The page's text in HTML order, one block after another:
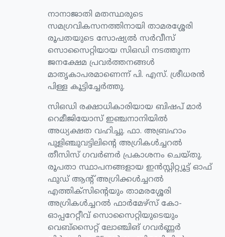
നാനാജാതി മതസ്ഥരുടെ
സമഗ്രവികസനത്തിനായി താമരശ്ശേരി
രൂപതയുടെ സോഷ്യല്‍ സര്‍വീസ്
സൊസൈറ്റിയായ സിഒഡി നടത്തുന്ന
ജനക്ഷേമ പ്രവര്‍ത്തനങ്ങള്‍
മാതൃകാപരമാണെന്ന് പി. എസ്. ശ്രീധരന്‍
പിള്ള കൂട്ടിച്ചേര്‍ത്തു.
സിഒഡി രക്ഷാധികാരിയായ ബിഷപ് മാര്‍
റെമീജിയോസ് ഇഞ്ചനാനിയില്‍
അധ്യക്ഷത വഹിച്ചു. ഫാ. അബ്രഹാം
പുളിഞ്ചുവട്ടിലിന്റെ അഗ്രികള്‍ച്ചറല്‍
തീസിസ് ഗവര്‍ണര്‍ പ്രകാശനം ചെയ്തു.
രൂപതാ സ്ഥാപനങ്ങളായ ഇന്‍സ്റ്റിറ്റ്യൂട്ട് ഓഫ്
ഫുഡ് ആന്റ് അഗ്രിക്കള്‍ച്ചറല്‍
എത്തിക്‌സിന്റെയും താമരശ്ശേരി
അഗ്രികള്‍ച്ചറല്‍ ഫാര്‍മേഴ്‌സ് കോ-
ഓപ്പറേറ്റീവ് സൊസൈറ്റിയുടെയും
വെബ്‌സൈറ്റ് ലോഞ്ചിങ് ഗവര്‍ണ്ണര്‍